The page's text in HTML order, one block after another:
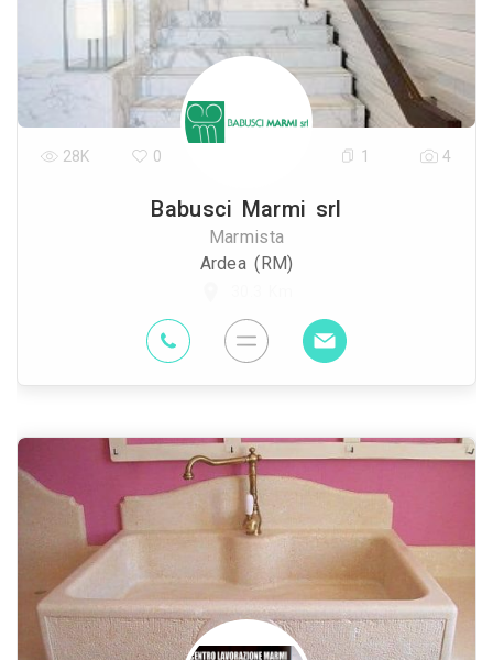
Babusci Marmi srl
Marmista
Ardea (RM)
28K 0 1 4